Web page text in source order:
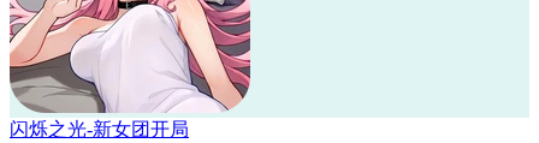
闪烁之光-新女团开局